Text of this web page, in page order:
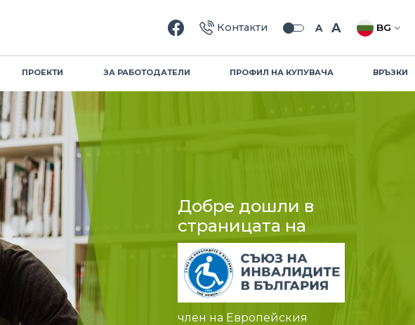
Контакти A A BG
ПРОЕКТИ ЗА РАБОТОДАТЕЛИ ПРОФИЛ НА КУПУВАЧА ВРЪЗКИ
Търсене
Добре дошли в
страницата на
член на Европейския